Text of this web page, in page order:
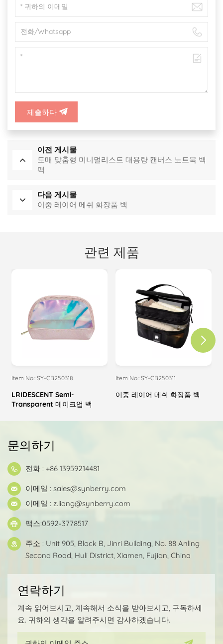
제출하다
이전 게시물
도매 맞춤형 미니멀리스트 대용량 캔버스 노트북 백
팩
다음 게시물
이중 레이어 메쉬 화장품 백
관련 제품
Item No.: SY-CB250318
LRIDESCENT Semi-
Transparent 메이크업 백
Item No.: SY-CB250311
이중 레이어 메쉬 화장품 백
문의하기
전화 : +86 13959214481
이메일 : sales@synberry.com
이메일 : z.liang@synberry.com
팩스:0592-3778517
주소 : Unit 905, Block B, Jinri Building, No. 88 Anling
Second Road, Huli District, Xiamen, Fujian, China
연락하기
계속 읽어보시고, 계속해서 소식을 받아보시고, 구독하세
요. 귀하의 생각을 알려주시면 감사하겠습니다.